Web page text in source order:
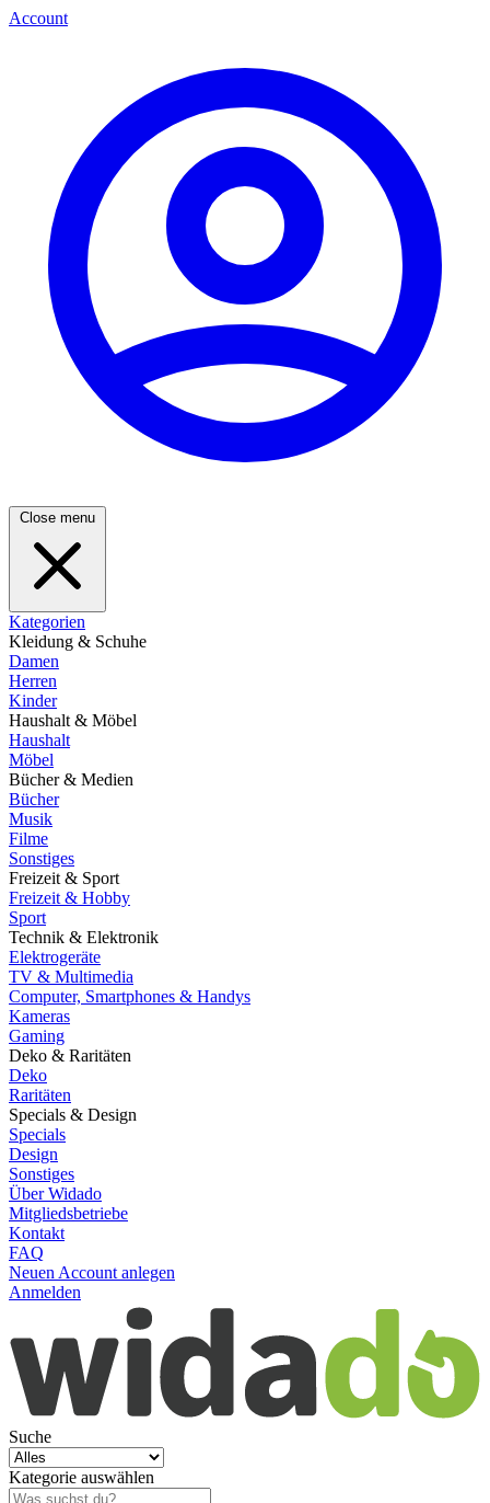
Account
Close menu
Kategorien
Kleidung & Schuhe
Damen
Herren
Kinder
Haushalt & Möbel
Haushalt
Möbel
Bücher & Medien
Bücher
Musik
Filme
Sonstiges
Freizeit & Sport
Freizeit & Hobby
Sport
Technik & Elektronik
Elektrogeräte
TV & Multimedia
Computer, Smartphones & Handys
Kameras
Gaming
Deko & Raritäten
Deko
Raritäten
Specials & Design
Specials
Design
Sonstiges
Über Widado
Mitgliedsbetriebe
Kontakt
FAQ
Neuen Account anlegen
Anmelden
Suche
Kategorie auswählen